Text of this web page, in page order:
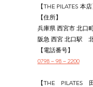
【THE PILATES 本店
【住所】
兵庫県 西宮市 北口
阪急 西宮 北口駅　
【電話番号】
0798－98－2200
【THE　PILATES　